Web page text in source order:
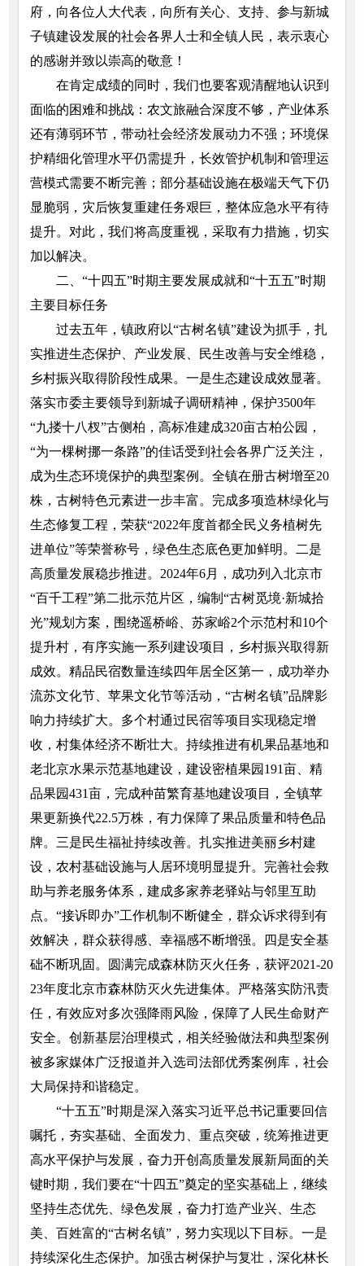
府，向各位人大代表，向所有关心、支持、参与新城
子镇建设发展的社会各界人士和全镇人民，表示衷心
的感谢并致以崇高的敬意！
在肯定成绩的同时，我们也要客观清醒地认识到
面临的困难和挑战：农文旅融合深度不够，产业体系
还有薄弱环节，带动社会经济发展动力不强；环境保
护精细化管理水平仍需提升，长效管护机制和管理运
营模式需要不断完善；部分基础设施在极端天气下仍
显脆弱，灾后恢复重建任务艰巨，整体应急水平有待
提升。对此，我们将高度重视，采取有力措施，切实
加以解决。
二、“十四五”时期主要发展成就和“十五五”时期
主要目标任务
过去五年，镇政府以“古树名镇”建设为抓手，扎
实推进生态保护、产业发展、民生改善与安全维稳，
乡村振兴取得阶段性成果。一是生态建设成效显著。
落实市委主要领导到新城子调研精神，保护3500年
“九搂十八杈”古侧柏，高标准建成320亩古柏公园，
“为一棵树挪一条路”的佳话受到社会各界广泛关注，
成为生态环境保护的典型案例。全镇在册古树增至20
株，古树特色元素进一步丰富。完成多项造林绿化与
生态修复工程，荣获“2022年度首都全民义务植树先
进单位”等荣誉称号，绿色生态底色更加鲜明。二是
高质量发展稳步推进。2024年6月，成功列入北京市
“百千工程”第二批示范片区，编制“古树觅境·新城拾
光”规划方案，围绕遥桥峪、苏家峪2个示范村和10个
提升村，有序实施一系列建设项目，乡村振兴取得新
成效。精品民宿数量连续四年居全区第一，成功举办
流苏文化节、苹果文化节等活动，“古树名镇”品牌影
响力持续扩大。多个村通过民宿等项目实现稳定增
收，村集体经济不断壮大。持续推进有机果品基地和
老北京水果示范基地建设，建设密植果园191亩、精
品果园431亩，完成种苗繁育基地建设项目，全镇苹
果更新换代22.5万株，有力保障了果品质量和特色品
牌。三是民生福祉持续改善。扎实推进美丽乡村建
设，农村基础设施与人居环境明显提升。完善社会救
助与养老服务体系，建成多家养老驿站与邻里互助
点。“接诉即办”工作机制不断健全，群众诉求得到有
效解决，群众获得感、幸福感不断增强。四是安全基
础不断巩固。圆满完成森林防灭火任务，获评2021-20
23年度北京市森林防灭火先进集体。严格落实防汛责
任，有效应对多次强降雨风险，保障了人民生命财产
安全。创新基层治理模式，相关经验做法和典型案例
被多家媒体广泛报道并入选司法部优秀案例库，社会
大局保持和谐稳定。
“十五五”时期是深入落实习近平总书记重要回信
嘱托，夯实基础、全面发力、重点突破，统筹推进更
高水平保护与发展，奋力开创高质量发展新局面的关
键时期，我们要在“十四五”奠定的坚实基础上，继续
坚持生态优先、绿色发展，奋力打造产业兴、生态
美、百姓富的“古树名镇”，努力实现以下目标。一是
持续深化生态保护。加强古树保护与复壮，深化林长